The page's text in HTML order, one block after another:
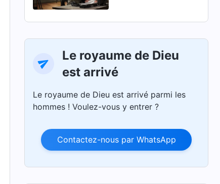
Le royaume de Dieu
est arrivé
Le royaume de Dieu est arrivé parmi les
hommes ! Voulez-vous y entrer ?
Contactez-nous par WhatsApp